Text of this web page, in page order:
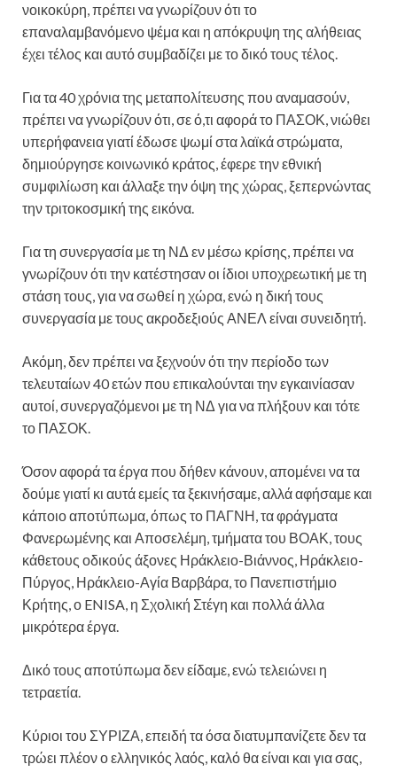
νοικοκύρη, πρέπει να γνωρίζουν ότι το
επαναλαμβανόμενο ψέμα και η απόκρυψη της αλήθειας
έχει τέλος και αυτό συμβαδίζει με το δικό τους τέλος.
Για τα 40 χρόνια της μεταπολίτευσης που αναμασούν,
πρέπει να γνωρίζουν ότι, σε ό,τι αφορά το ΠΑΣΟΚ, νιώθει
υπερήφανεια γιατί έδωσε ψωμί στα λαϊκά στρώματα,
δημιούργησε κοινωνικό κράτος, έφερε την εθνική
συμφιλίωση και άλλαξε την όψη της χώρας, ξεπερνώντας
την τριτοκοσμική της εικόνα.
Για τη συνεργασία με τη ΝΔ εν μέσω κρίσης, πρέπει να
γνωρίζουν ότι την κατέστησαν οι ίδιοι υποχρεωτική με τη
στάση τους, για να σωθεί η χώρα, ενώ η δική τους
συνεργασία με τους ακροδεξιούς ΑΝΕΛ είναι συνειδητή.
Ακόμη, δεν πρέπει να ξεχνούν ότι την περίοδο των
τελευταίων 40 ετών που επικαλούνται την εγκαινίασαν
αυτοί, συνεργαζόμενοι με τη ΝΔ για να πλήξουν και τότε
το ΠΑΣΟΚ.
Όσον αφορά τα έργα που δήθεν κάνουν, απομένει να τα
δούμε γιατί κι αυτά εμείς τα ξεκινήσαμε, αλλά αφήσαμε και
κάποιο αποτύπωμα, όπως το ΠΑΓΝΗ, τα φράγματα
Φανερωμένης και Αποσελέμη, τμήματα του ΒΟΑΚ, τους
κάθετους οδικούς άξονες Ηράκλειο-Βιάννος, Ηράκλειο-
Πύργος, Ηράκλειο-Αγία Βαρβάρα, το Πανεπιστήμιο
Κρήτης, ο ENISA, η Σχολική Στέγη και πολλά άλλα
μικρότερα έργα.
Δικό τους αποτύπωμα δεν είδαμε, ενώ τελειώνει η
τετραετία.
Κύριοι του ΣΥΡΙΖΑ, επειδή τα όσα διατυμπανίζετε δεν τα
τρώει πλέον ο ελληνικός λαός, καλό θα είναι και για σας,